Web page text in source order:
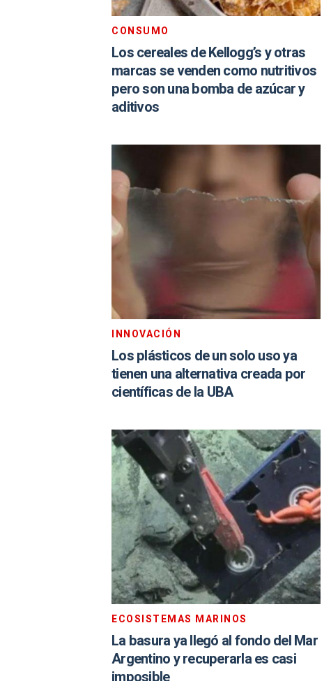
CONSUMO
Los cereales de Kellogg’s y otras
marcas se venden como nutritivos
pero son una bomba de azúcar y
aditivos
INNOVACIÓN
Los plásticos de un solo uso ya
tienen una alternativa creada por
científicas de la UBA
ECOSISTEMAS MARINOS
La basura ya llegó al fondo del Mar
Argentino y recuperarla es casi